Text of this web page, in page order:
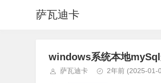
萨瓦迪卡
windows系统本地mySql
萨瓦迪卡 2年前 (2025-01-